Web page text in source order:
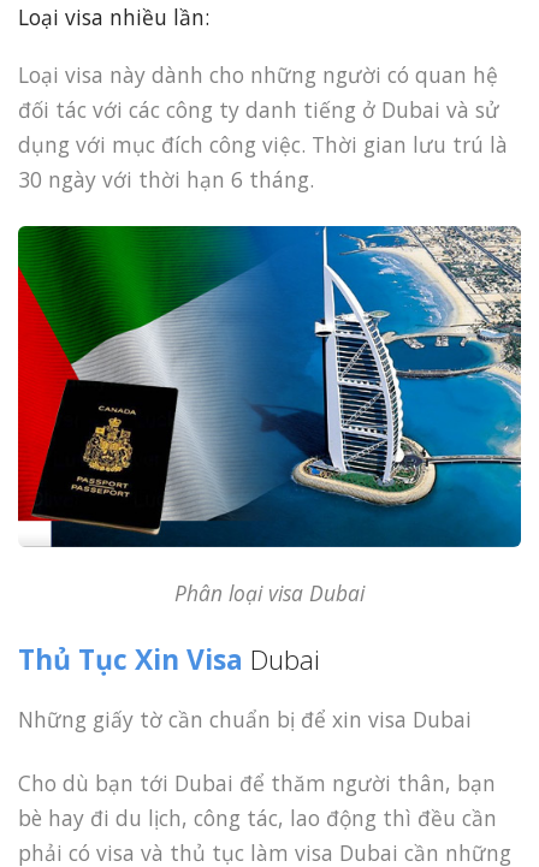
Loại visa nhiều lần:
Loại visa này dành cho những người có quan hệ
đối tác với các công ty danh tiếng ở Dubai và sử
dụng với mục đích công việc. Thời gian lưu trú là
30 ngày với thời hạn 6 tháng.
Phân loại visa Dubai
Thủ Tục Xin Visa Dubai
Những giấy tờ cần chuẩn bị để xin visa Dubai
Cho dù bạn tới Dubai để thăm người thân, bạn
bè hay đi du lịch, công tác, lao động thì đều cần
phải có visa và thủ tục làm visa Dubai cần những